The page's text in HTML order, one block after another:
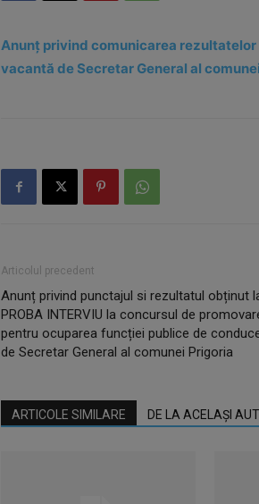
Anunț privind comunicarea
vacantă de Secretar General al
Articolul precedent
Anunț privind punctajul si rezultatul obținut
PROBA INTERVIU la concursul de
pentru ocuparea funcției publice de
de Secretar General al comunei Prigoria
ARTICOLE SIMILARE DE LA ACELAȘI